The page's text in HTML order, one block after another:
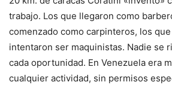
trabajo. Los que llegaron como
comenzado como carpinteros, los
intentaron ser maquinistas. Nadie se
cada oportunidad. En Venezuela era
cualquier actividad, sin permisos